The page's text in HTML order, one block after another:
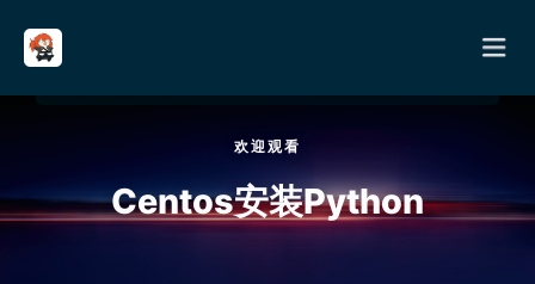
分类
欢迎观看
Centos安装Python